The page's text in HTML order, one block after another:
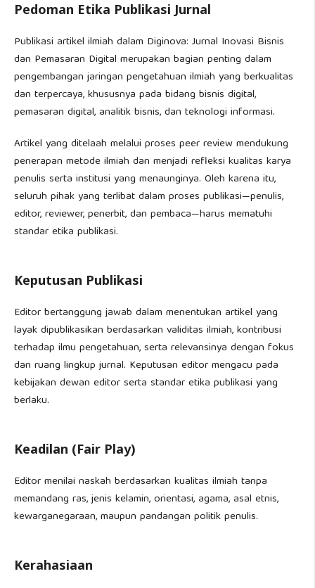
Pedoman Etika Publikasi Jurnal
Publikasi artikel ilmiah dalam Diginova: Jurnal Inovasi Bisnis
dan Pemasaran Digital merupakan bagian penting dalam
pengembangan jaringan pengetahuan ilmiah yang berkualitas
dan terpercaya, khususnya pada bidang bisnis digital,
pemasaran digital, analitik bisnis, dan teknologi informasi.
Artikel yang ditelaah melalui proses peer review mendukung
penerapan metode ilmiah dan menjadi refleksi kualitas karya
penulis serta institusi yang menaunginya. Oleh karena itu,
seluruh pihak yang terlibat dalam proses publikasi—penulis,
editor, reviewer, penerbit, dan pembaca—harus mematuhi
standar etika publikasi.
Keputusan Publikasi
Editor bertanggung jawab dalam menentukan artikel yang
layak dipublikasikan berdasarkan validitas ilmiah, kontribusi
terhadap ilmu pengetahuan, serta relevansinya dengan fokus
dan ruang lingkup jurnal. Keputusan editor mengacu pada
kebijakan dewan editor serta standar etika publikasi yang
berlaku.
Keadilan (Fair Play)
Editor menilai naskah berdasarkan kualitas ilmiah tanpa
memandang ras, jenis kelamin, orientasi, agama, asal etnis,
kewarganegaraan, maupun pandangan politik penulis.
Kerahasiaan